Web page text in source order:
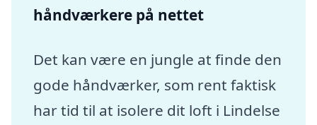
håndværkere på nettet
Det kan være en jungle at finde den
gode håndværker, som rent faktisk
har tid til at isolere dit loft i Lindelse